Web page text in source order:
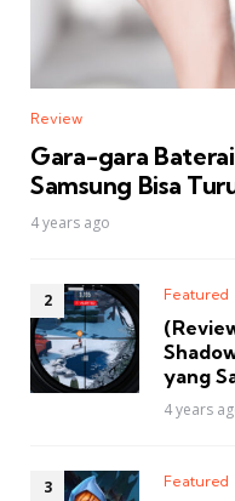
Review
Gara-gara
Samsung Bisa
4 years ago
Featured
yang
4 years
Featured